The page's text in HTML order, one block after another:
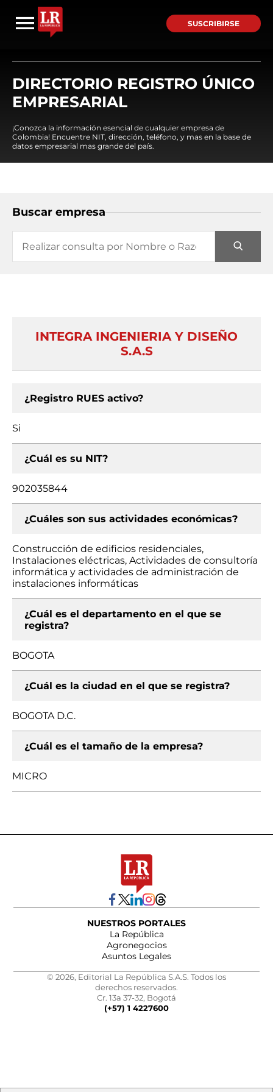
SUSCRIBIRSE
DIRECTORIO REGISTRO ÚNICO
EMPRESARIAL
¡Conozca la información esencial de cualquier empresa de
Colombia! Encuentre NIT, dirección, teléfono, y mas en la base de
datos empresarial mas grande del país.
Buscar empresa
INTEGRA INGENIERIA Y DISEÑO
S.A.S
¿Registro RUES activo?
Si
¿Cuál es su NIT?
902035844
¿Cuáles son sus actividades económicas?
Construcción de edificios residenciales,
Instalaciones eléctricas, Actividades de consultoría
informática y actividades de administración de
instalaciones informáticas
¿Cuál es el departamento en el que se
registra?
BOGOTA
¿Cuál es la ciudad en el que se registra?
BOGOTA D.C.
¿Cuál es el tamaño de la empresa?
MICRO
NUESTROS PORTALES
La República
Agronegocios
Asuntos Legales
© 2026, Editorial La República S.A.S. Todos los
derechos reservados.
Cr. 13a 37-32, Bogotá
(+57) 1 4227600